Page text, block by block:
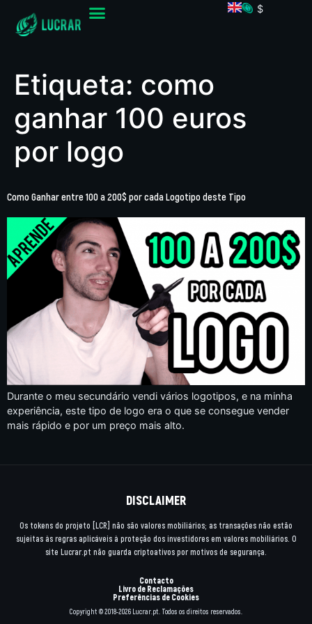
$
Etiqueta: como
ganhar 100 euros
por logo
Como Ganhar entre 100 a 200$ por cada Logotipo deste Tipo
Durante o meu secundário vendi vários logotipos, e na minha
experiência, este tipo de logo era o que se consegue vender
mais rápido e por um preço mais alto.
DISCLAIMER
Os tokens do projeto [LCR] não são valores mobiliários; as transações não estão
sujeitas às regras aplicáveis à proteção dos investidores em valores mobiliários. O
site Lucrar.pt não guarda criptoativos por motivos de segurança.
Contacto
Livro de Reclamações
Preferências de Cookies
Copyright © 2018-2026 Lucrar.pt. Todos os direitos reservados.